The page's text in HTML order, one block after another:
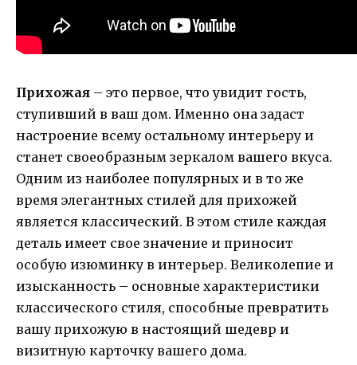
Прихожая – это первое, что увидит гость,
ступивший в ваш дом. Именно она задаст
настроение всему остальному интерьеру и
станет своеобразным зеркалом вашего вкуса.
Одним из наиболее популярных и в то же
время элегантных стилей для прихожей
является классический. В этом стиле каждая
деталь имеет свое значение и приносит
особую изюминку в интерьер. Великолепие и
изысканность – основные характеристики
классического стиля, способные превратить
вашу прихожую в настоящий шедевр и
визитную карточку вашего дома.